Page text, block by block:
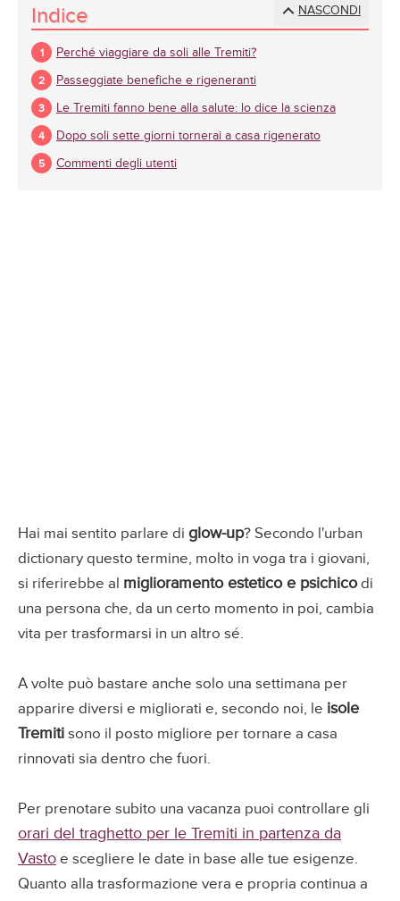
NASCONDI
Indice
Perché viaggiare da soli alle Tremiti?
Passeggiate benefiche e rigeneranti
Le Tremiti fanno bene alla salute: lo dice la scienza
Dopo soli sette giorni tornerai a casa rigenerato
Commenti degli utenti
Hai mai sentito parlare di glow-up? Secondo l'urban
dictionary questo termine, molto in voga tra i giovani,
si riferirebbe al miglioramento estetico e psichicodi
una persona che, da un certo momento in poi, cambia
vita per trasformarsi in un altro sé.
A volte può bastare anche solo una settimana per
apparire diversi e migliorati e, secondo noi, le isole
Tremiti sono il posto migliore per tornare a casa
rinnovati sia dentro che fuori.
Per prenotare subito una vacanza puoi controllare gli
orari del traghetto per le Tremiti in partenza da
Vasto e scegliere le date in base alle tue esigenze.
Quanto alla trasformazione vera e propria continua a